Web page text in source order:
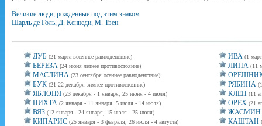
Великие люди, рожденные под этим знаком
Шарль де Голь, Д. Кеннеди, М. Твен
ДУБ (21 марта весеннее равноденствие)
БЕРЕЗА (24 июня летнее противостояние)
МАСЛИНА (23 сентября осеннее равноденствие)
БУК (21-22 декабря зимнее противостояние)
ЯБЛОНЯ (23 декабря - 1 января, 25 июня - 4 июля)
ПИХТА (2 января - 11 января, 5 июля - 14 июля)
ВЯЗ (12 января - 24 января, 15 июля - 25 июля)
КИПАРИС (25 января - 3 февраля, 26 июля - 4 августа)
ИВА (1
ЛИПА (11
РЯБИНА
КЛЕН (11
ОРЕХ (21
ЖАСМИН
КАШТАН